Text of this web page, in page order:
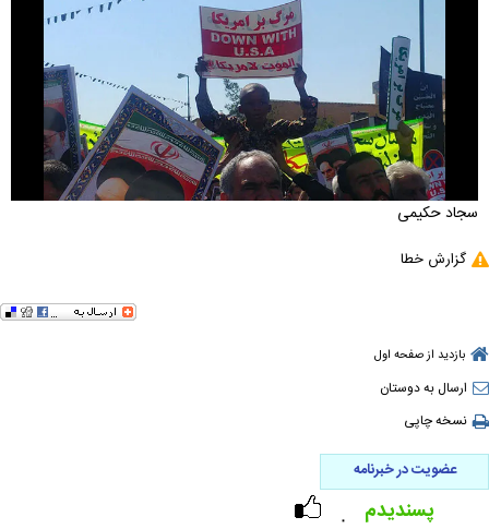
سجاد حکیمی
گزارش خطا
بازدید از صفحه اول
ارسال به دوستان
نسخه چاپی
عضویت در خبرنامه
۰ پسندیدم